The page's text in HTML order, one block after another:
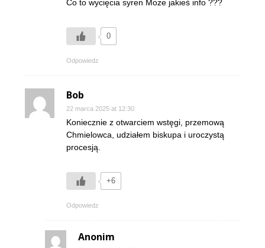
Co to wycięcia syren Może jakieś info ???
0
Odpowiedz
Bob
22 marca 2025 at 12:30
Koniecznie z otwarciem wstęgi, przemową
Chmielowca, udziałem biskupa i uroczystą
procesją.
+6
Odpowiedz
Anonim